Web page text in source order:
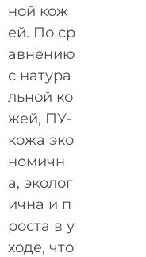
ной кож
ей. По ср
авнению
с натура
льной ко
жей, ПУ-
кожа эко
номичн
а, эколог
ична и п
роста в у
ходе, что